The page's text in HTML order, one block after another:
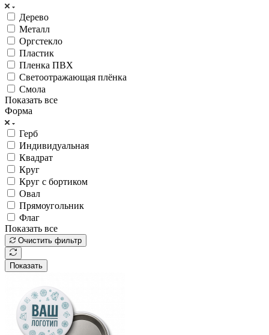
Дерево
Металл
Оргстекло
Пластик
Пленка ПВХ
Светоотражающая плёнка
Смола
Показать все
Форма
Герб
Индивидуальная
Квадрат
Круг
Круг с бортиком
Овал
Прямоугольник
Флаг
Показать все
Очистить фильтр
Показать